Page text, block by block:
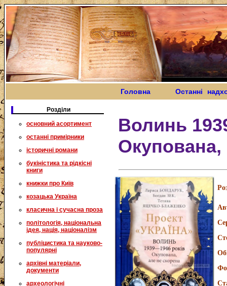
Головна Останні
Розділи
основний асортимент
останні примірники
історичні романи
букіністика та рідкісні
книги
книжки про Київ
козацька Україна
класична і сучасна проза
політологія, національна
ідея, нація, націоналізм
публіцистика та науково-
популярні
архівні матеріали,
документи
археологічні
Волинь
Окупована,